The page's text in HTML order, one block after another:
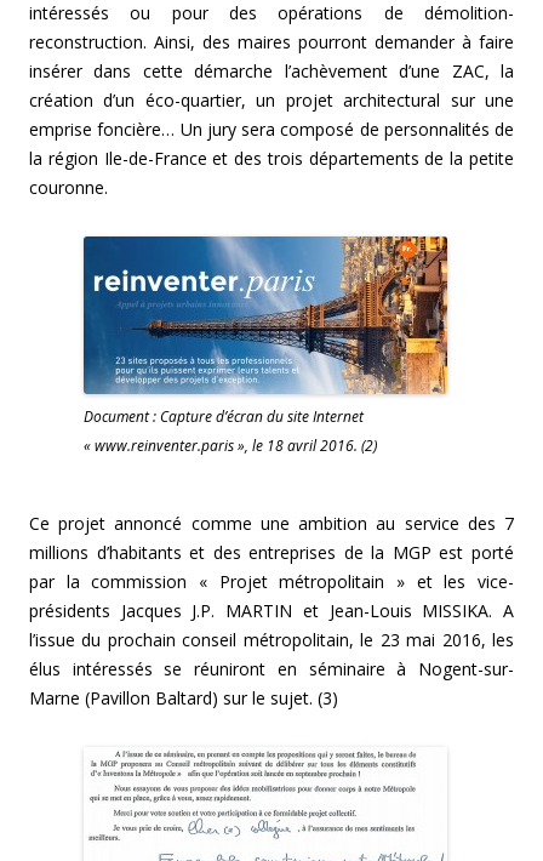
intéressés ou pour des opérations de démolition-
reconstruction. Ainsi, des maires pourront demander à faire
insérer dans cette démarche l’achèvement d’une ZAC, la
création d’un éco-quartier, un projet architectural sur une
emprise foncière… Un jury sera composé de personnalités de
la région Ile-de-France et des trois départements de la petite
couronne.
Document : Capture d’écran du site Internet
« www.reinventer.paris », le 18 avril 2016. (2)
Ce projet annoncé comme une ambition au service des 7
millions d’habitants et des entreprises de la MGP est porté
par la commission « Projet métropolitain » et les vice-
présidents Jacques J.P. MARTIN et Jean-Louis MISSIKA. A
l’issue du prochain conseil métropolitain, le 23 mai 2016, les
élus intéressés se réuniront en séminaire à Nogent-sur-
Marne (Pavillon Baltard) sur le sujet. (3)